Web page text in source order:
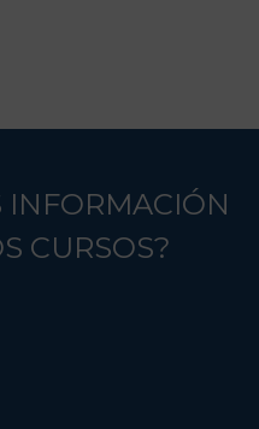
INFORMACIÓN
CURSOS?